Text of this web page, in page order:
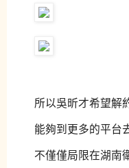
所以吳昕才希望解
能夠到更多的平台
不僅僅局限在湖南